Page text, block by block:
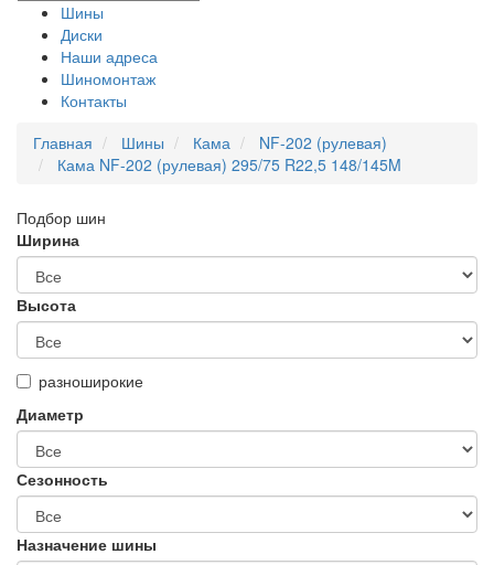
Шины
Диски
Наши адреса
Шиномонтаж
Контакты
Главная
Шины Кама
NF-202 (рулевая)
Кама NF-202 (рулевая) 295/75 R22,5 148/145M
Подбор шин
Ширина
Высота
разноширокие
Диаметр
Сезонность
Назначение шины